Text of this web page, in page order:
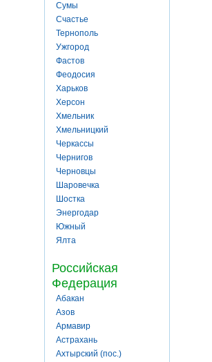
Сумы
Счастье
Тернополь
Ужгород
Фастов
Феодосия
Харьков
Херсон
Хмельник
Хмельницкий
Черкассы
Чернигов
Черновцы
Шаровечка
Шостка
Энергодар
Южный
Ялта
Российская
Федерация
Абакан
Азов
Армавир
Астрахань
Ахтырский (пос.)